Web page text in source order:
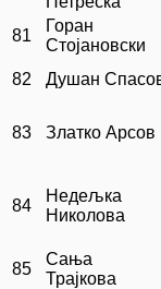
81
Горан
Стојановски
82
Душан
83 Златко Арсов
84
Недељка
Николова
85
Сања
Трајкова